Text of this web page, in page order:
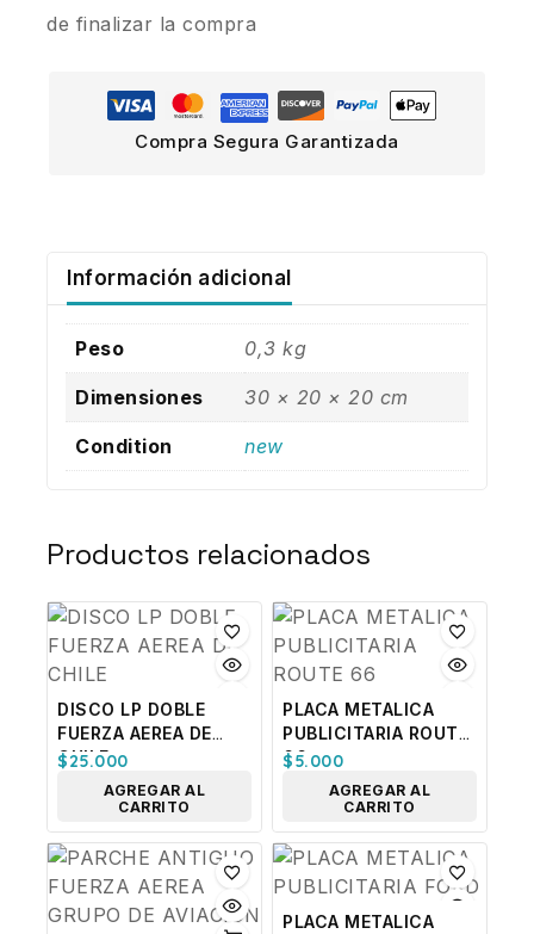
de finalizar la compra
Compra Segura Garantizada
Información adicional
Peso 0,3 kg
Dimensiones 30 × 20 × 20 cm
Condition new
Productos relacionados
DISCO LP DOBLE
FUERZA AEREA DE
CHILE
$25.000
AGREGAR AL
CARRITO
PLACA METALICA
PUBLICITARIA ROUTE
66
$5.000
AGREGAR AL
CARRITO
PLACA METALICA